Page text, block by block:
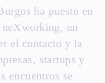
ha puesto en
neXworking, un
el contacto y la
startups y
encuentros se